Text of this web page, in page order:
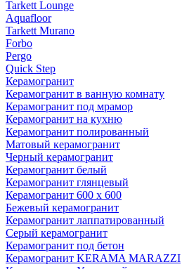
Tarkett Lounge
Aquafloor
Tarkett Murano
Forbo
Pergo
Quick Step
Керамогранит
Керамогранит в ванную комнату
Керамогранит под мрамор
Керамогранит на кухню
Керамогранит полированный
Матовый керамогранит
Черный керамогранит
Керамогранит белый
Керамогранит глянцевый
Керамогранит 600 х 600
Бежевый керамогранит
Керамогранит лаппатированный
Серый керамогранит
Керамогранит под бетон
Керамогранит KERAMA MARAZZI